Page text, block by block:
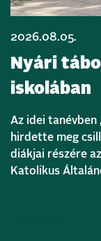
2026.08.05.
Nyári
iskolában
Az idei tanévben
hirdette meg
diákjai részére
Katolikus